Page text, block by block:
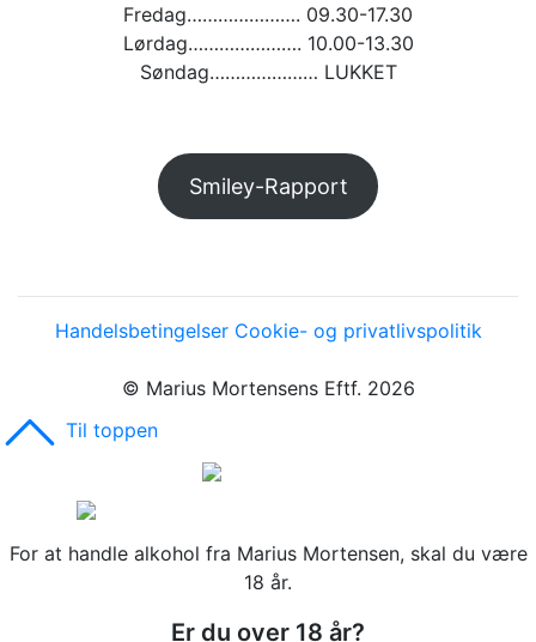
Fredag…………………. 09.30-17.30
Lørdag…………………. 10.00-13.30
Søndag………………… LUKKET
Smiley-Rapport
Handelsbetingelser Cookie- og privatlivspolitik
© Marius Mortensens Eftf. 2026
Til toppen
For at handle alkohol fra Marius Mortensen, skal du være
18 år.
Er du over 18 år?